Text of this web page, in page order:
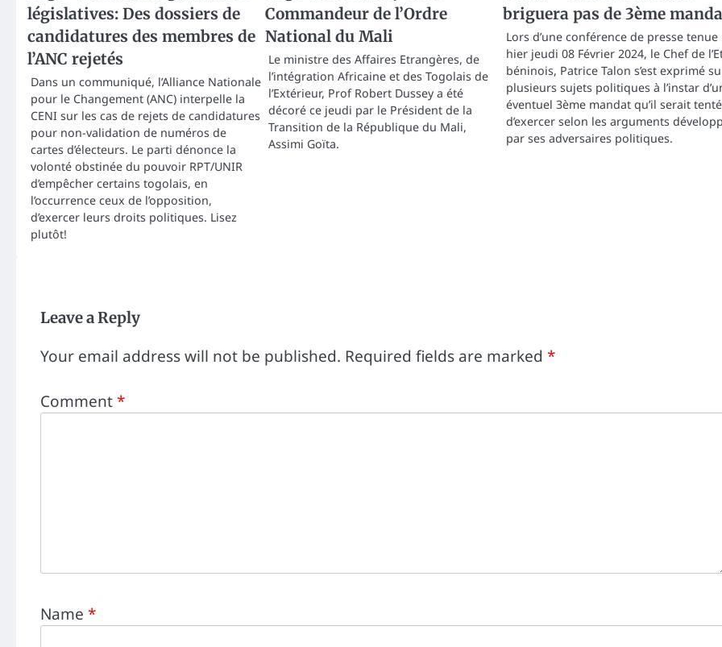
législatives: Des dossiers de
candidatures des membres de
l’ANC rejetés
Dans un communiqué, l’Alliance Nationale
pour le Changement (ANC) interpelle la
CENI sur les cas de rejets de candidatures
pour non-validation de numéros de
cartes d’électeurs. Le parti dénonce la
volonté obstinée du pouvoir RPT/UNIR
d’empêcher certains togolais, en
l’occurrence ceux de l’opposition,
d’exercer leurs droits politiques. Lisez
plutôt!
Commandeur de l’Ordre
National du Mali
Le ministre des Affaires Etrangères, de
l’intégration Africaine et des Togolais de
l’Extérieur, Prof Robert Dussey a été
décoré ce jeudi par le Président de la
Transition de la République du Mali,
Assimi Goïta.
briguera pas de 3ème
Lors d’une conférence de presse tenue
hier jeudi 08 Février 2024, le Chef de
béninois, Patrice Talon s’est exprimé
plusieurs sujets politiques à l’instar
éventuel 3ème mandat qu’il serait tenté
d’exercer selon les arguments
par ses adversaires politiques.
Leave a Reply
Your email address will not be published. Required fields are marked *
Comment*
Name *